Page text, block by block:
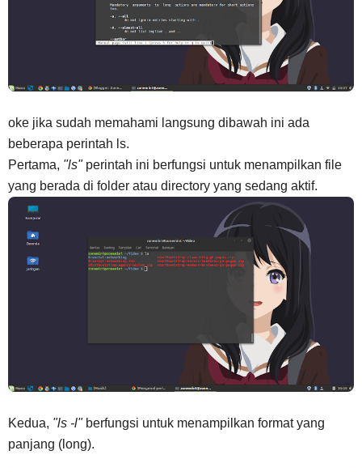
oke jika sudah memahami langsung dibawah ini ada
beberapa perintah ls.
Pertama, "ls"perintah ini berfungsi untuk menampilkan file
yang berada di folder atau directory yang sedang aktif.
Kedua, "ls -l"berfungsi untuk menampilkan format yang
panjang (long).